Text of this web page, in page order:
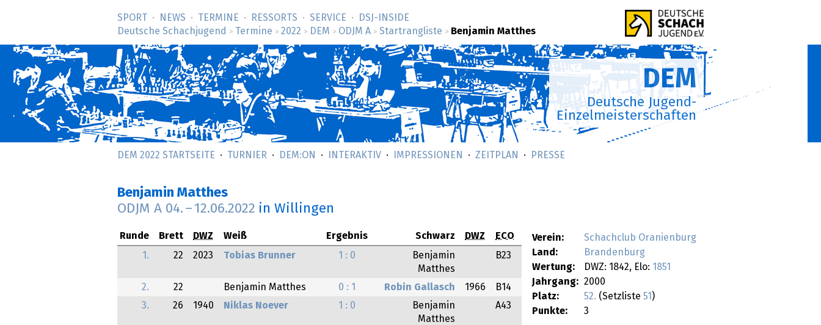
SPORT NEWS TERMINE RESSORTS SERVICE
DSJ-­INSIDE
Deutsche Schachjugend
> Termine > 2022 > DEM > ODJM A > Startrangliste > Benjamin Matthes
DEM
Deutsche Jugend-
Einzelmeisterschaften
DEM 2022 STARTSEITE TURNIER DEM:ON INTERAKTIV IMPRESSIONEN ZEITPLAN PRESSE
Benjamin Matthes
ODJM A 04. – 12.06.2022 in Willingen
Verein:
Schachclub Oranienburg
Land:
Brandenburg
Wertung:
DWZ: 1842, Elo: 1851
Jahrgang: 2000
Platz:
52. (Setzliste 51 )
Punkte:
3
Runde Brett DWZ Weiß Ergebnis Schwarz DWZ
ECO
1.
22 2023 Tobias Brunner 1 : 0
Benjamin
Matthes
B23
2. 22 Benjamin Matthes 0 : 1 Robin Gallasch 1966
B14
3.
26 1940 Niklas Noever 1 : 0
Benjamin
Matthes
A43